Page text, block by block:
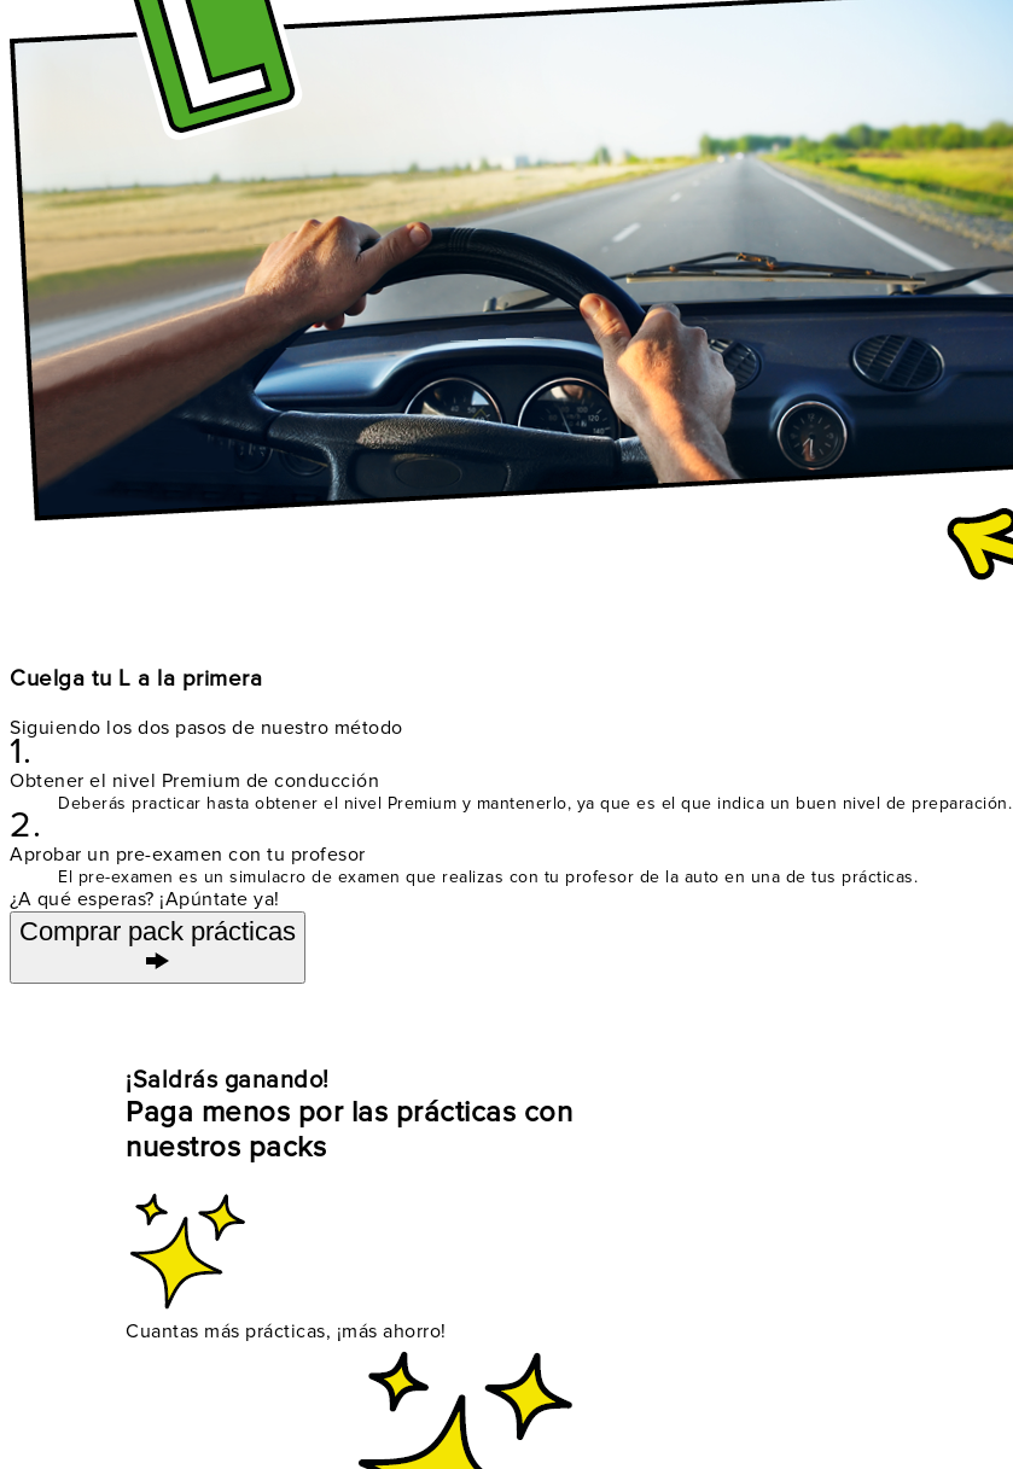
Cuelga tu L a la primera
Siguiendo los dos pasos de nuestro método
1.
Obtener el nivel Premium de conducción
Deberás practicar hasta obtener el nivel Premium y mantenerlo, ya que es el que indica un buen nivel de preparación.
2.
Aprobar un pre-examen con tu profesor
El pre-examen es un simulacro de examen que realizas con tu profesor de la auto en una de tus prácticas.
¿A qué esperas? ¡Apúntate ya!
Comprar pack prácticas
¡Saldrás ganando!
Paga menos por las prácticas con
nuestros packs
Cuantas más prácticas, ¡más ahorro!